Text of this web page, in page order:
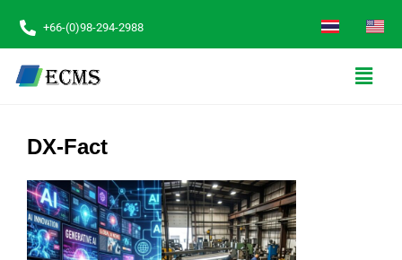
+66-(0)98-294-2988
DX-Fact